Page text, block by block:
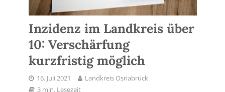
Inzidenz im Landkreis über
10: Verschärfung
kurzfristig möglich
16. Juli 2021
Landkreis Osnabrück
3 min. Lesezeit